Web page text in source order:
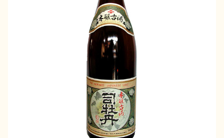
地酒カタログ
地酒解体新書